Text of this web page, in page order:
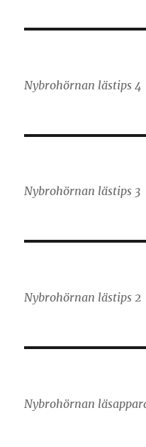
Nybrohörnan lästips 4
Nybrohörnan lästips 3
Nybrohörnan lästips 2
Nybrohörnan